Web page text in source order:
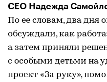
СЕО Надежда
По ее словам, два дня
обсуждали, как
а затем приняли
с особыми детьми на
проект «За руку»,